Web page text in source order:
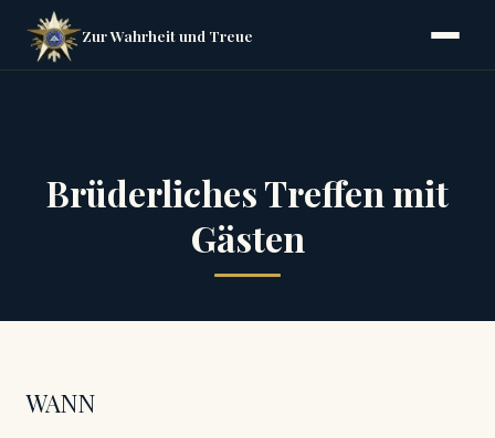
Zur Wahrheit und Treue
Brüderliches Treffen mit
Gästen
WANN